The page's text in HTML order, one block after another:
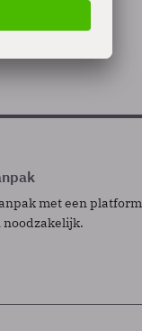
in
met een platform